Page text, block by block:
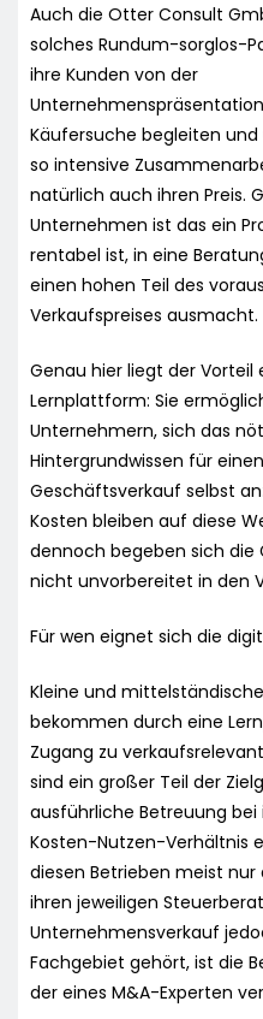
Auch die Otter Consult
solches Rundum-sorglos-
ihre Kunden von der
Käufersuche begleiten und
so intensive
natürlich auch ihren Preis.
Unternehmen ist das ein
rentabel ist, in eine
einen hohen Teil des
Verkaufspreises ausmacht.
Genau hier liegt der Vorteil
Lernplattform: Sie
Unternehmern, sich das
Hintergrundwissen für
Geschäftsverkauf selbst
Kosten bleiben auf diese
dennoch begeben sich die
nicht unvorbereitet in den
Für wen eignet sich die
Kleine und
bekommen durch eine
Zugang zu
sind ein großer Teil der
ausführliche Betreuung bei
Kosten-Nutzen-Verhältnis
diesen Betrieben meist nur
ihren jeweiligen
Unternehmensverkauf
Fachgebiet gehört, ist die
der eines M&A-Experten